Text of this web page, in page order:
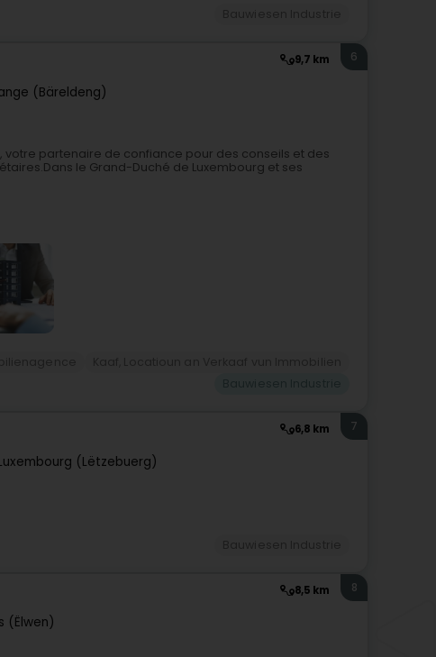
9,7 km
(Bäreldeng)
6
votre partenaire de confiance pour des conseils et des
le Grand-Duché de Luxembourg et ses
6,8 km
(Lëtzebuerg)
7
8,5 km
(Ëlwen)
8